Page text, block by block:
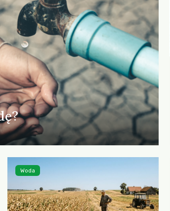
Woda